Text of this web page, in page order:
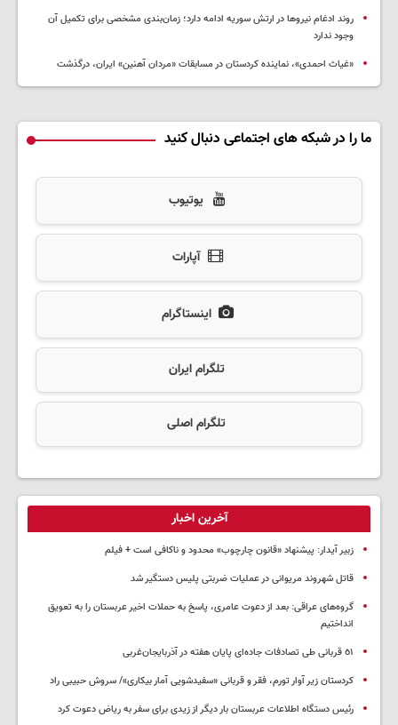
روند ادغام نیروها در ارتش سوریه ادامه دارد؛ زمان‌بندی مشخصی برای تکمیل آن
وجود ندارد
«غیاث احمدی»، نماینده کردستان در مسابقات «مردان آهنین» ایران، درگذشت
ما را در شبکه های اجتماعی دنبال کنید
یوتیوب
آپارات
اینستاگرام
تلگرام ایران
تلگرام اصلی
آخرین اخبار
زبیر آیدار: پیشنهاد «قانون چارچوب» محدود و ناکافی است + فیلم
قاتل شهروند مریوانی در عملیات ضربتی پلیس دستگیر شد
گروه‌های عراقی: بعد از دعوت عامری، پاسخ به حملات اخیر عربستان را به تعویق
انداختیم
٥١ قربانی طی تصادفات جاده‌ای پایان هفته در آذربایجان‌غربی
کردستان زیر آوار تورم، فقر و قربانی «سفیدشویی آمار بیکاری»/ سروش حبیبی راد
رئیس دستگاه اطلاعات عربستان بار دیگر از زیدی برای سفر به ریاض دعوت کرد